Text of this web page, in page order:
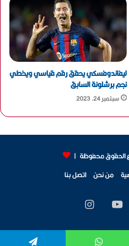
ليفاندوفسكي يحقق رقم قياسي ويخطي
نجم برشلونة السابق
سبتمبر 24, 2023
من نحن اتصل بنا
يوتيوب